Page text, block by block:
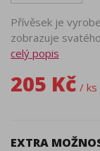
Přívěsek je
zobrazuje
celý popis
205 Kč / ks
EXTRA